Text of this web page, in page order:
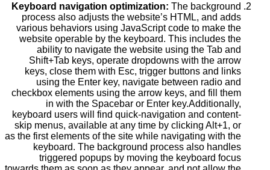
Keyboard navigation optimization: The background
process also adjusts the website’s HTML, and adds
various behaviors using JavaScript code to make the
website operable by the keyboard. This includes the
ability to navigate the website using the Tab and
Shift+Tab keys, operate dropdowns with the arrow
keys, close them with Esc, trigger buttons and links
using the Enter key, navigate between radio and
checkbox elements using the arrow keys, and fill them
in with the Spacebar or Enter key.Additionally,
keyboard users will find quick-navigation and content-
skip menus, available at any time by clicking Alt+1, or
as the first elements of the site while navigating with the
keyboard. The background process also handles
triggered popups by moving the keyboard focus